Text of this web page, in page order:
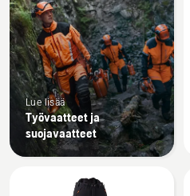
Lue lisää
Työvaatteet ja
suojavaatteet